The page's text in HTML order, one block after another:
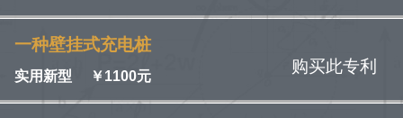
一种壁挂式充电桩
实用新型 ￥1100元
购买此专利